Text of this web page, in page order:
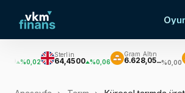
Sterlin
64,4500 %0,06
Gram Altın
6.628,05 %0,00
Ons